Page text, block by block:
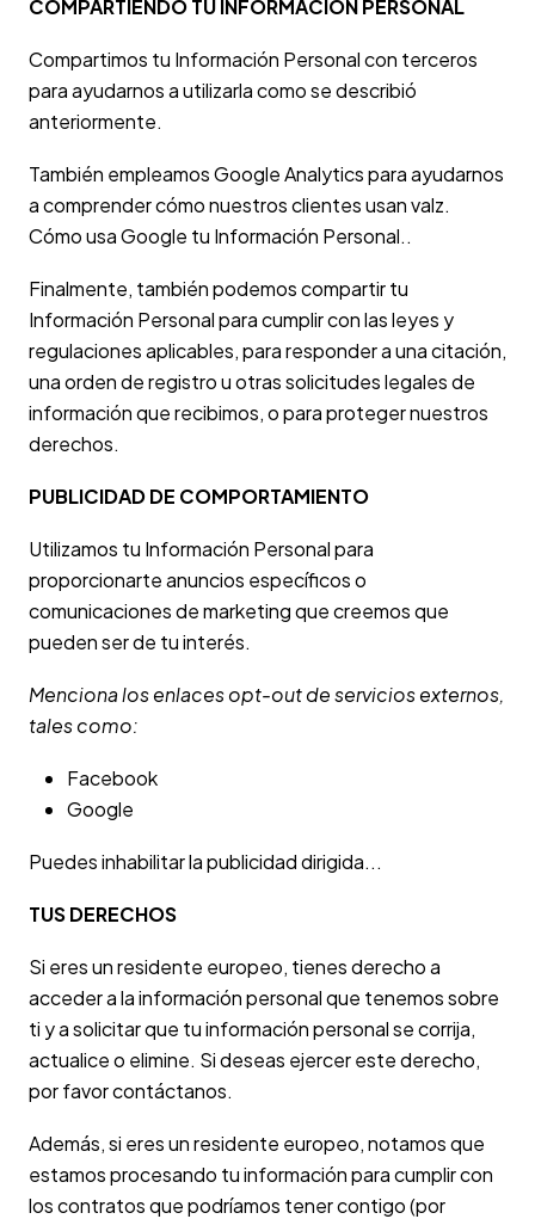
COMPARTIENDO TU INFORMACIÓN PERSONAL
Compartimos tu Información Personal con terceros
para ayudarnos a utilizarla como se describió
anteriormente.
También empleamos Google Analytics para ayudarnos
a comprender cómo nuestros clientes usan valz.
Cómo usa Google tu Información Personal..
Finalmente, también podemos compartir tu
Información Personal para cumplir con las leyes y
regulaciones aplicables, para responder a una citación,
una orden de registro u otras solicitudes legales de
información que recibimos, o para proteger nuestros
derechos.
PUBLICIDAD DE COMPORTAMIENTO
Utilizamos tu Información Personal para
proporcionarte anuncios específicos o
comunicaciones de marketing que creemos que
pueden ser de tu interés.
Menciona los enlaces opt-out de servicios externos,
tales como:
Facebook
Google
Puedes inhabilitar la publicidad dirigida...
TUS DERECHOS
Si eres un residente europeo, tienes derecho a
acceder a la información personal que tenemos sobre
ti y a solicitar que tu información personal se corrija,
actualice o elimine. Si deseas ejercer este derecho,
por favor contáctanos.
Además, si eres un residente europeo, notamos que
estamos procesando tu información para cumplir con
los contratos que podríamos tener contigo (por